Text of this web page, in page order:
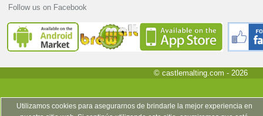
Follow us on Facebook
© castlemalting.com - 2026
Utilizamos cookies para asegurarnos de brindarle la mejor experiencia en